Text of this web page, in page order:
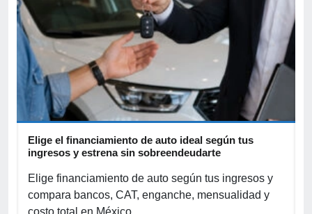
Elige el financiamiento de auto ideal según tus
ingresos y estrena sin sobreendeudarte
Elige financiamiento de auto según tus ingresos y
compara bancos, CAT, enganche, mensualidad y
costo total en México.